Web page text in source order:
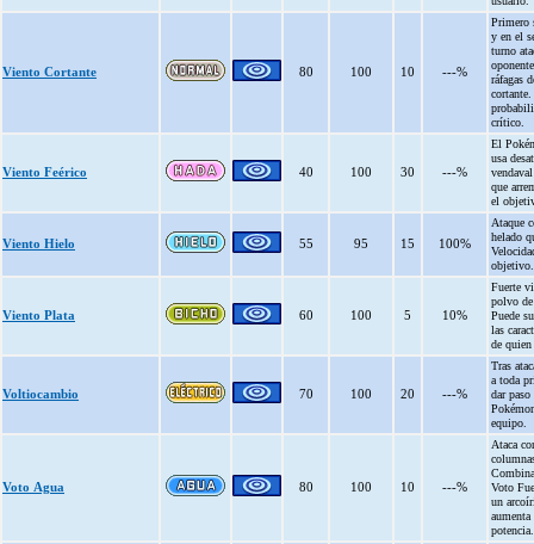
Viento Cortante 80 100 10 ---%
Primero
y en el
turno
ráfagas
crítico.
Viento Feérico 40 100 30 ---%
El
usa
que
el
Viento Hielo 55 95 15 100%
Ataque
helado
objetivo.
Viento Plata 60 100 5 10%
Fuerte
polvo de
Puede
las
de
Voltiocambio 70 100 20 ---%
Tras
a toda
dar paso
equipo.
Voto Agua 80 100 10 ---%
Ataca
Voto
un
aumenta
potencia.